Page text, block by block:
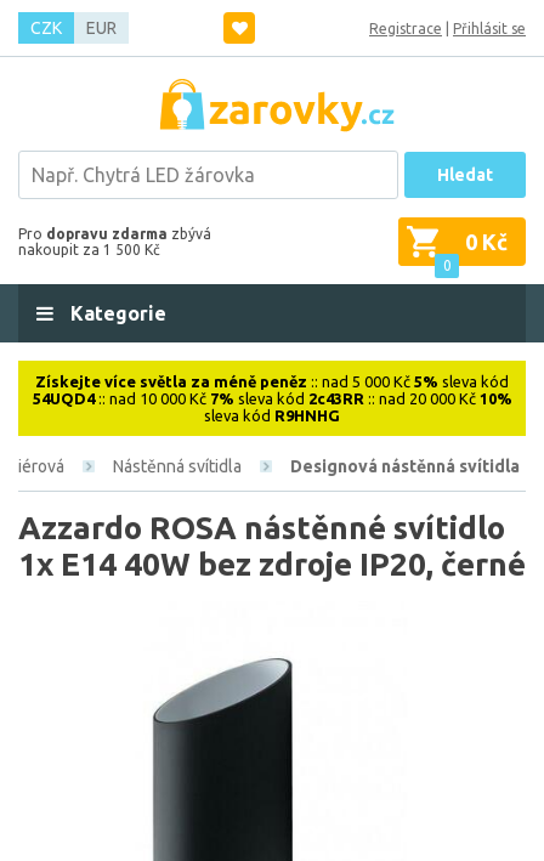
CZK EUR Registrace Přihlásit se
Hledat
Pro dopravu zdarma zbývá
nakoupit za 1 500 Kč
0
0 Kč
Kategorie
Získejte více světla za méně peněz :: nad 5 000 Kč 5% sleva kód
54UQD4:: nad 10 000 Kč 7% sleva kód 2c43RR :: nad 20 000 Kč 10%
sleva kód R9HNHG
Nástěnná svítidla Designová nástěnná svítidla
Azzardo ROSA nástěnné svítidlo
1x E14 40W bez zdroje IP20, černé